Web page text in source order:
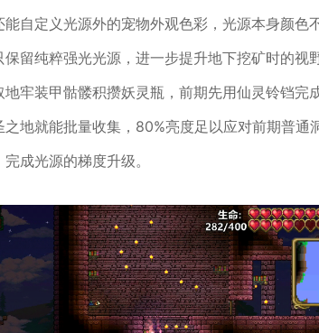
自定义光源外的宠物外观色彩，光源本身颜色
留纯粹强光光源，进一步提升地下挖矿时的视
牢装甲骷髅积攒妖灵瓶，前期先用仙灵铃铛完
地就能批量收集，80%亮度足以应对前期普通
成光源的梯度升级。